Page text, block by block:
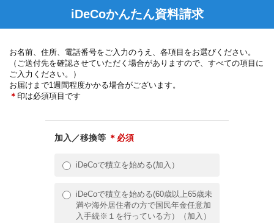
iDeCoかんたん資料請求
お名前、住所、電話番号をご入力のうえ、各項目をお選びください。
（ご送付先を確認させていただく場合がありますので、すべての項目に
ご入力ください。）
お届けまで1週間程度かかる場合がございます。
＊ 印は必須項目です
加入／移換等 ＊必須
iDeCoで積立を始める(加入）
iDeCoで積立を始める(60歳以上65歳未
満や海外居住者の方で国民年金任意加
入手続※１を行っている方）（加入）